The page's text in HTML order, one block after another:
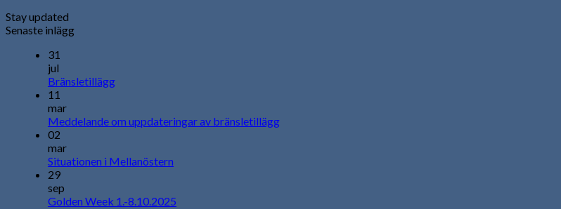
Stay updated
Senaste inlägg
31
jul
Bränsletillägg
11
mar
Meddelande om uppdateringar av bränsletillägg
02
mar
Situationen i Mellanöstern
29
sep
Golden Week 1.-8.10.2025